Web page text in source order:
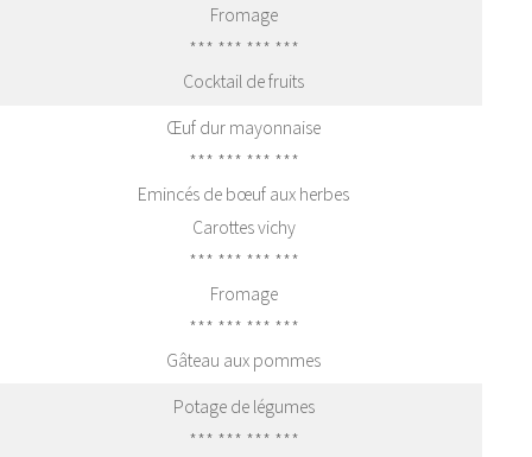
Fromage
*** *** *** ***
Cocktail de fruits
Œuf dur mayonnaise
*** *** *** ***
Emincés de bœuf aux herbes
Carottes vichy
*** *** *** ***
Fromage
*** *** *** ***
Gâteau aux pommes
Potage de légumes
*** *** *** ***